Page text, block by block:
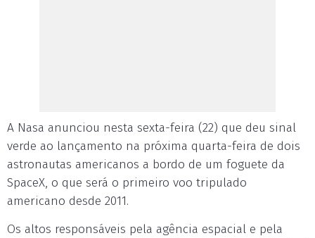
A Nasa anunciou nesta sexta-feira (22) que deu sinal
verde ao lançamento na próxima quarta-feira de dois
astronautas americanos a bordo de um foguete da
SpaceX, o que será o primeiro voo tripulado
americano desde 2011.
Os altos responsáveis pela agência espacial e pela